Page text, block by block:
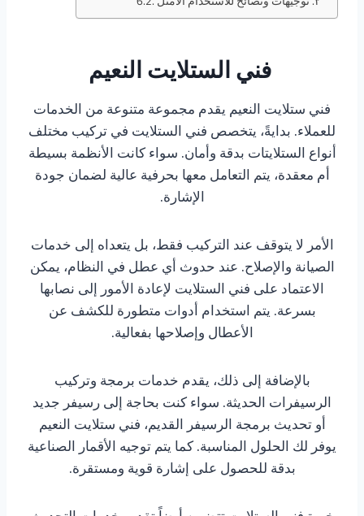
فني الستلايت النعيم
فني ستلايت النعيم يقدم مجموعة متنوعة من الخدمات
للعملاء. بدايةً، يتخصص فني الستلايت في تركيب مختلف
أنواع الستلايتات بدقة وأمان. سواء كانت الأنظمة بسيطة
أم معقدة، يتم التعامل معها بحرفية عالية لضمان جودة
الإشارة.
الأمر لا يتوقف عند التركيب فقط، بل يتعداه إلى خدمات
الصيانة والإصلاح. عند حدوث أي عطل في النظام، يمكن
الاعتماد على فني الستلايت لإعادة الأمور إلى نصابها
بسرعة. يتم استخدام أدوات متطورة للكشف عن
الأعطال وإصلاحها بفعالية.
بالإضافة إلى ذلك، يقدم خدمات برمجة وتركيب
الرسيفرات الحديثة. سواء كنت بحاجة إلى رسيفر جديد
أو تحديث برمجة الرسيفر القديم، فني ستلايت النعيم
يوفر لك الحلول المناسبة. كما يتم توجيه الأقمار الصناعية
بدقة للحصول على إشارة قوية ومستقرة.